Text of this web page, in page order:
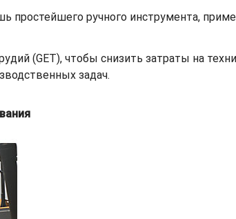
простейшего ручного инструмента,
(GET), чтобы снизить затраты на
задач.